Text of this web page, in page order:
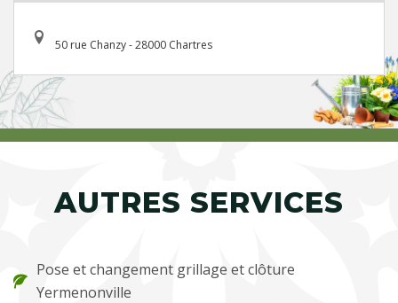
50 rue Chanzy - 28000 Chartres
AUTRES SERVICES
Pose et changement grillage et clôture
Yermenonville